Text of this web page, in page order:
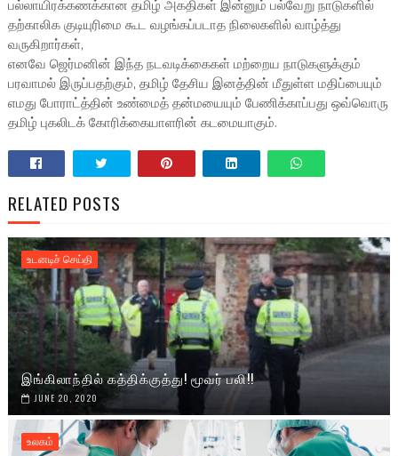
பல்லாயிரக்கணக்கான தமிழ் அகதிகள் இன்னும் பல்வேறு நாடுகளில்
தற்காலிக குடியுரிமை கூட வழங்கப்படாத நிலைகளில் வாழ்த்து
வருகிறார்கள்,
எனவே ஜெர்மனின் இந்த நடவடிக்கைகள் மற்றைய நாடுகளுக்கும்
பரவாமல் இருப்பதற்கும், தமிழ் தேசிய இனத்தின் மீதுள்ள மதிப்பையும்
எமது போராட்த்தின் உண்மைத் தன்மயையும் பேணிக்காப்பது ஒவ்வொரு
தமிழ் புகலிடக் கோரிக்கையாளரின் கடமையாகும்.
RELATED POSTS
உடனடிச் செய்தி
இங்கிலாந்தில் கத்திக்குத்து! மூவர் பலி!!
JUNE 20, 2020
உலகம்